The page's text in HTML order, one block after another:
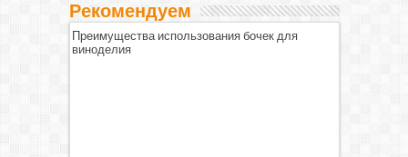
Рекомендуем
Преимущества использования бочек для
виноделия